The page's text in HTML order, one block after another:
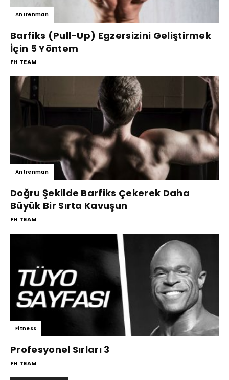
Antrenman
Barfiks (Pull-Up) Egzersizini Geliştirmek
İçin 5 Yöntem
FH TEAM
Antrenman
Doğru Şekilde Barfiks Çekerek Daha
Büyük Bir Sırta Kavuşun
FH TEAM
Fitness
Profesyonel Sırları 3
FH TEAM